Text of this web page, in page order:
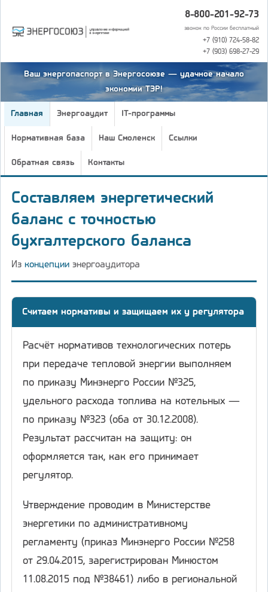
8-800-201-92-73
звонок по России бесплатный
+7 (910) 724-58-82
+7 (903) 698-27-29
Ваш энергопаспорт в Энергосоюзе — удачное начало
экономии ТЭР!
Главная Энергоаудит IT-программы
Нормативная база Наш Смоленск Ссылки
Обратная связь Контакты
Составляем энергетический
баланс с точностью
бухгалтерского баланса
Из концепции энергоаудитора
Считаем нормативы и защищаем их у регулятора
Расчёт нормативов технологических потерь
при передаче тепловой энергии выполняем
по приказу Минэнерго России №325,
удельного расхода топлива на котельных —
по приказу №323 (оба от 30.12.2008).
Результат рассчитан на защиту: он
оформляется так, как его принимает
регулятор.
Утверждение проводим в Министерстве
энергетики по административному
регламенту (приказ Минэнерго России №258
от 29.04.2015, зарегистрирован Минюстом
11.08.2015 под №38461) либо в региональной